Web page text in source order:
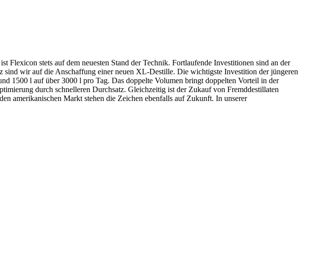
Flexicon stets auf dem neuesten Stand der Technik. Fortlaufende Investitionen sind an der
wir auf die Anschaffung einer neuen XL-Destille. Die wichtigste Investition der jüngeren
1500 l auf über 3000 l pro Tag. Das doppelte Volumen bringt doppelten Vorteil in der
durch schnelleren Durchsatz. Gleichzeitig ist der Zukauf von Fremddestillaten
amerikanischen Markt stehen die Zeichen ebenfalls auf Zukunft. In unserer